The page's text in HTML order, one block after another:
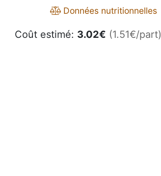
Données nutritionnelles
Coût estimé: 3.02€ (1.51€/part)